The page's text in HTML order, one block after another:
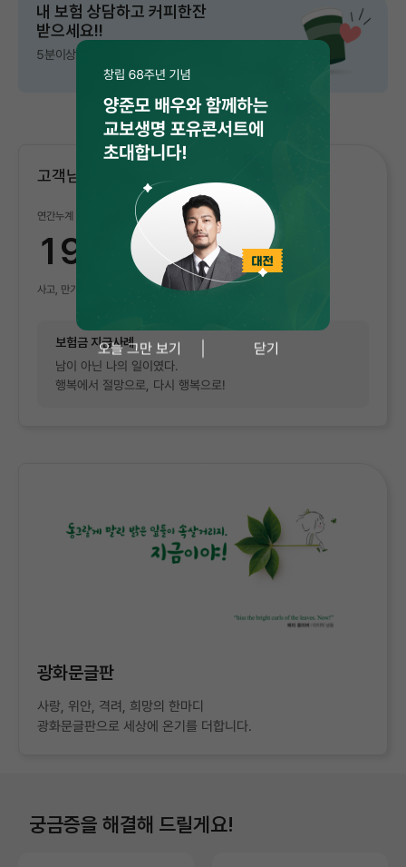
내 보험 상담하고 커피한잔
받으세요!!
5분이상 보험 상담시 ( 1인 1회 )
고객님의 신뢰에 대한 교보생명의 약속
연간누계
19,192 억원
사고, 만기보험금 및 연금합계액(2026.05월말 기준)
보험금 지급사례
남이 아닌 나의 일이였다.
행복에서 절망으로, 다시 행복으로!
광화문글판
사랑, 위안, 격려, 희망의 한마디
광화문글판으로 세상에 온기를 더합니다.
궁금증을 해결해 드릴게요!
오늘 그만 보기 닫기